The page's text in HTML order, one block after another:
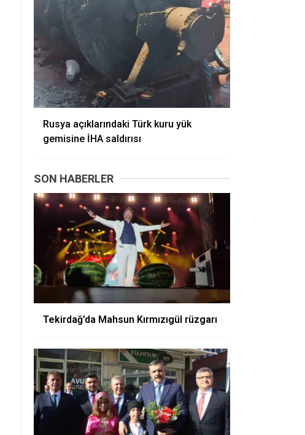
Rusya açıklarındaki Türk kuru yük
gemisine İHA saldırısı
SON HABERLER
Tekirdağ’da Mahsun Kırmızıgül rüzgarı